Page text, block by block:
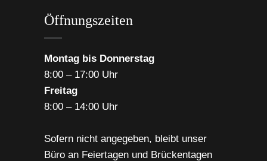
Öffnungszeiten
Montag bis Donnerstag
8:00 – 17:00 Uhr
Freitag
8:00 – 14:00 Uhr
Sofern nicht angegeben, bleibt unser
Büro an Feiertagen und Brückentagen